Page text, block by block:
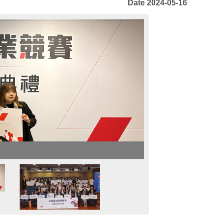
Date 2024-05-16